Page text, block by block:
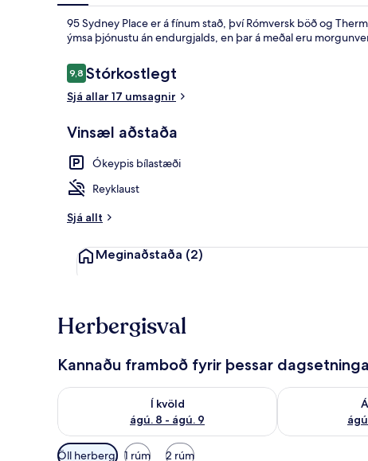
95 Sydney Place er á fínum stað, því Rómversk böð og
ýmsa þjónustu án endurgjalds, en þar á meðal eru
Umsagnir
9,89,8 af 10
Stórkostlegt
Sjá allar 17 umsagnir
Vinsæl aðstaða
Ókeypis bílastæði
Reyklaust
Sjá allt
Meginaðstaða (2)
Herbergisval
Kannaðu framboð fyrir þessar
Í kvöld
ágú. 8 - ágú. 9
Athuga framboð í kvöld ágú. 8 - ágú. 9Athuga
Síur
Öll herbergi 1 rúm 2 rúm